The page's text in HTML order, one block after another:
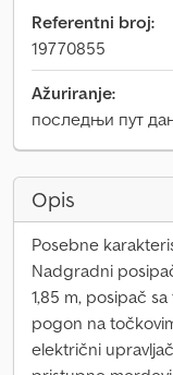
Referentni broj:
19770855
Ažuriranje:
последњи пут
Opis
Posebne
Nadgradni
1,85 m, posipač
pogon na
električni